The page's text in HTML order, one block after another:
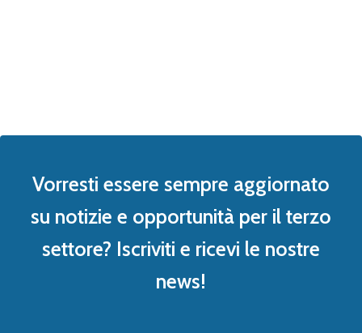
Vorresti essere sempre aggiornato
su notizie e opportunità per il terzo
settore? Iscriviti e ricevi le nostre
news!